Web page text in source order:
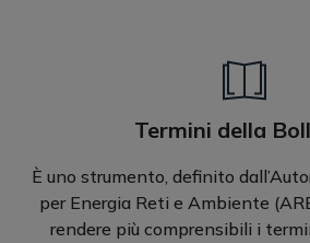
Termini della
È uno strumento, definito
per Energia Reti e Ambiente
rendere più comprensibili i